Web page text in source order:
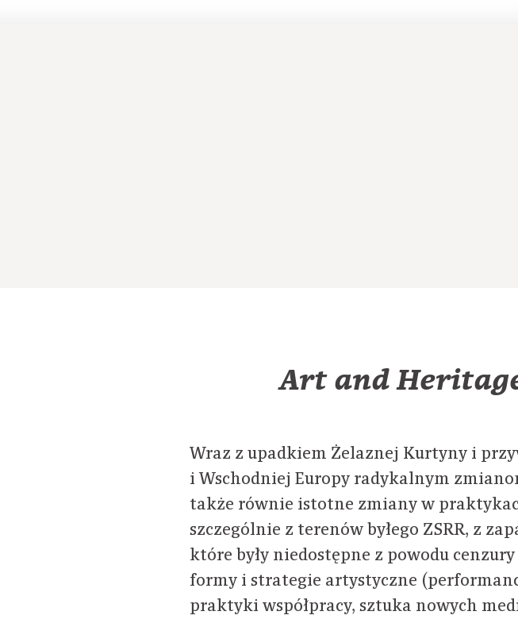
Art and
Wraz z upadkiem Żelaznej Kurtyny i
i Wschodniej Europy radykalnym
także równie istotne zmiany w
szczególnie z terenów byłego ZSRR, z
które były niedostępne z powodu
formy i strategie artystyczne
praktyki współpracy, sztuka nowych